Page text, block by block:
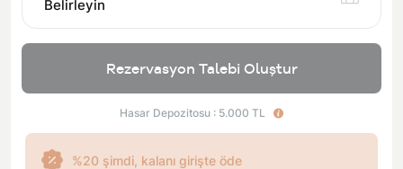
Belirleyin
Rezervasyon Talebi Oluştur
Hasar Depozitosu : 5.000 TL
%20 şimdi, kalanı girişte öde